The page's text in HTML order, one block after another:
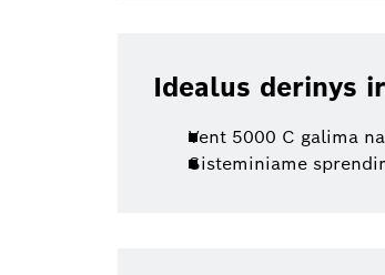
Idealus derinys
Vent 5000 C galima
Sisteminiame